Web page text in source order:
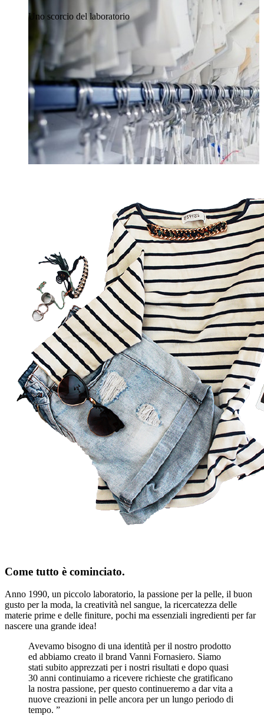
Uno scorcio del laboratorio
Come tutto è cominciato.
Anno 1990, un piccolo laboratorio, la passione per la pelle, il buon
gusto per la moda, la creatività nel sangue, la ricercatezza delle
materie prime e delle finiture, pochi ma essenziali ingredienti per far
nascere una grande idea!
Avevamo bisogno di una identità per il nostro prodotto
ed abbiamo creato il brand Vanni Fornasiero. Siamo
stati subito apprezzati per i nostri risultati e dopo quasi
30 anni continuiamo a ricevere richieste che gratificano
la nostra passione, per questo continueremo a dar vita a
nuove creazioni in pelle ancora per un lungo periodo di
tempo. ”